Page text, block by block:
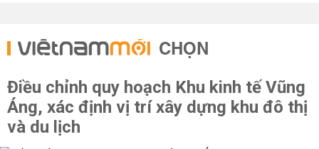
CHỌN
Điều chỉnh quy hoạch Khu kinh tế Vũng
Áng, xác định vị trí xây dựng khu đô thị
và du lịch